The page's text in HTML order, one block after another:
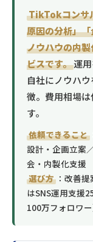
TikTokコンサ
原因の分析」
ノウハウの内
ビスです。運
自社にノウハ
徴。費用相場
す。
依頼できること
設計・企画立案
会・内製化支援
選び方 ：改善
はSNS運用支援
100万フォロワー